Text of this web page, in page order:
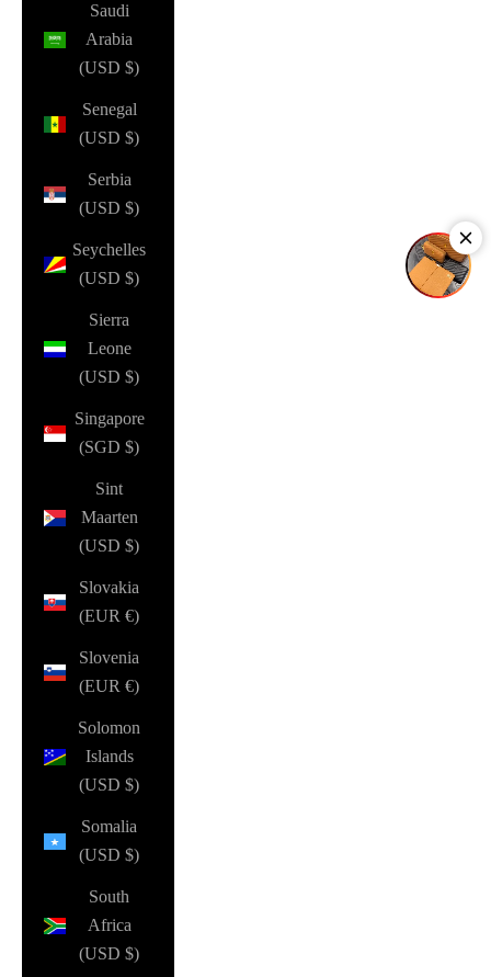
Saudi
Arabia
(USD $)
Senegal
(USD $)
Serbia
(USD $)
Seychelles
(USD $)
Sierra
Leone
(USD $)
Singapore
(SGD $)
Sint
Maarten
(USD $)
Slovakia
(EUR €)
Slovenia
(EUR €)
Solomon
Islands
(USD $)
Somalia
(USD $)
South
Africa
(USD $)